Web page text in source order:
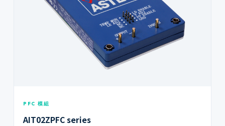
PFC 模組
AIT02ZPFC series